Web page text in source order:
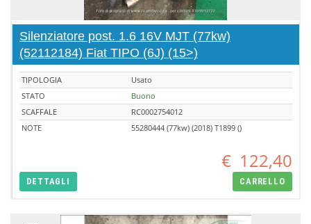
Silenziatore post. 1.6 16V MJT (77kw)
(52112184) Fiat TIPO (6J) (15>)
TIPOLOGIA
Usato
STATO
Buono
SCAFFALE
RC0002754012
NOTE
55280444 (77kw) (2018) T1899 ()
€ 122,40
DETTAGLI CARRELLO